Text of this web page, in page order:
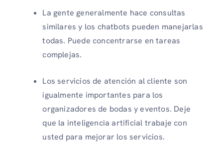
La gente generalmente hace consultas
similares y los chatbots pueden manejarlas
todas. Puede concentrarse en tareas
complejas.
Los servicios de atención al cliente son
igualmente importantes para los
organizadores de bodas y eventos. Deje
que la inteligencia artificial trabaje con
usted para mejorar los servicios.